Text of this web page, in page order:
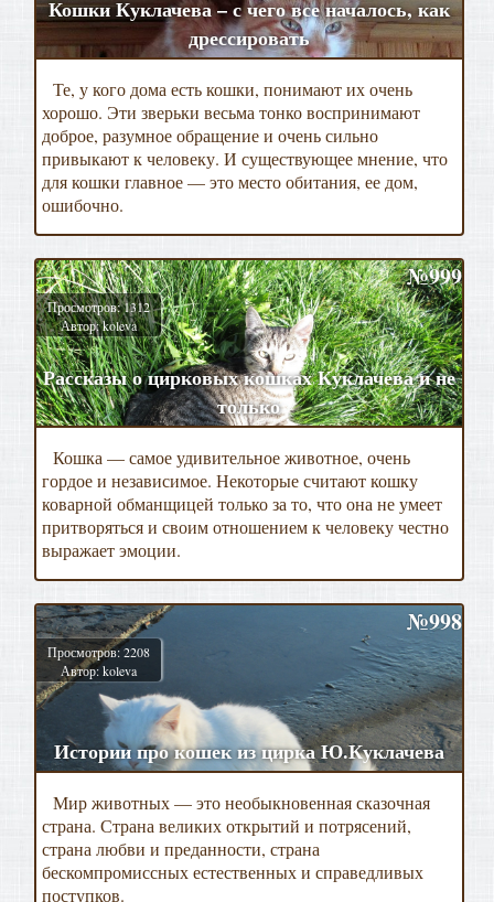
Кошки Куклачева – с чего все началось, как
дрессировать
Те, у кого дома есть кошки, понимают их очень
хорошо. Эти зверьки весьма тонко воспринимают
доброе, разумное обращение и очень сильно
привыкают к человеку. И существующее мнение, что
для кошки главное — это место обитания, ее дом,
ошибочно.
№999
Просмотров: 1312
Автор: koleva
Рассказы о цирковых кошках Куклачева и не
только
Кошка — самое удивительное животное, очень
гордое и независимое. Некоторые считают кошку
коварной обманщицей только за то, что она не умеет
притворяться и своим отношением к человеку честно
выражает эмоции.
№998
Просмотров: 2208
Автор: koleva
Истории про кошек из цирка Ю.Куклачева
Мир животных — это необыкновенная сказочная
страна. Страна великих открытий и потрясений,
страна любви и преданности, страна
бескомпромиссных естественных и справедливых
поступков.